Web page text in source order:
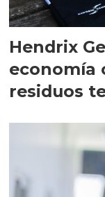
Hendrix
economía
residuos